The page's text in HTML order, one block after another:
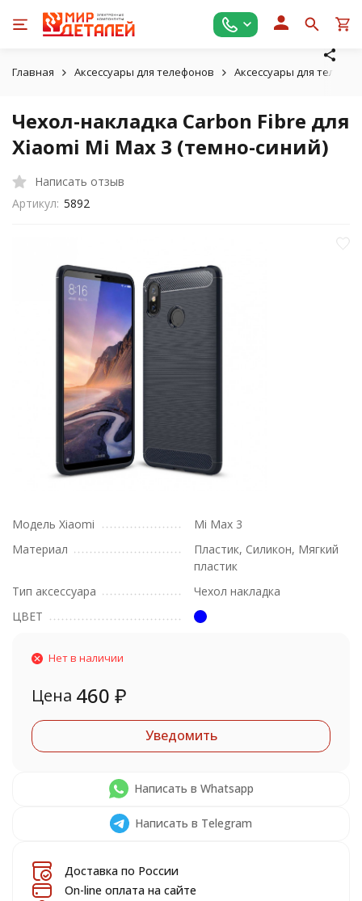
Главная Аксессуары для телефонов Аксессуары для
Чехол-накладка Carbon Fibre для
Xiaomi Mi Max 3 (темно-синий)
Написать отзыв
Артикул: 5892
Модель Xiaomi
Mi Max 3
Материал
Пластик, Силикон, Мягкий
пластик
Тип аксессуара
Чехол накладка
ЦВЕТ
Нет в наличии
Цена 460 ₽
Уведомить
Написать в Whatsapp
Написать в Telegram
Доставка по России
On-line оплата на сайте